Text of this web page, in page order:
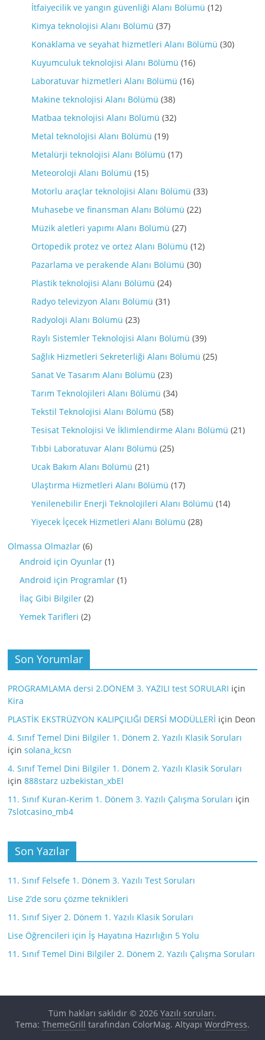
İtfaiyecilik ve yangın güvenliği Alanı Bölümü (12)
Kimya teknolojisi Alanı Bölümü (37)
Konaklama ve seyahat hizmetleri Alanı Bölümü (30)
Kuyumculuk teknolojisi Alanı Bölümü (16)
Laboratuvar hizmetleri Alanı Bölümü (16)
Makine teknolojisi Alanı Bölümü (38)
Matbaa teknolojisi Alanı Bölümü (32)
Metal teknolojisi Alanı Bölümü (19)
Metalürji teknolojisi Alanı Bölümü (17)
Meteoroloji Alanı Bölümü (15)
Motorlu araçlar teknolojisi Alanı Bölümü (33)
Muhasebe ve finansman Alanı Bölümü (22)
Müzik aletleri yapımı Alanı Bölümü (27)
Ortopedik protez ve ortez Alanı Bölümü (12)
Pazarlama ve perakende Alanı Bölümü (30)
Plastik teknolojisi Alanı Bölümü (24)
Radyo televizyon Alanı Bölümü (31)
Radyoloji Alanı Bölümü (23)
Raylı Sistemler Teknolojisi Alanı Bölümü (39)
Sağlık Hizmetleri Sekreterliği Alanı Bölümü (25)
Sanat Ve Tasarım Alanı Bölümü (23)
Tarım Teknolojileri Alanı Bölümü (34)
Tekstil Teknolojisi Alanı Bölümü (58)
Tesisat Teknolojisi Ve İklimlendirme Alanı Bölümü (21)
Tıbbi Laboratuvar Alanı Bölümü (25)
Ucak Bakım Alanı Bölümü (21)
Ulaştırma Hizmetleri Alanı Bölümü (17)
Yenilenebilir Enerji Teknolojileri Alanı Bölümü (14)
Yiyecek İçecek Hizmetleri Alanı Bölümü (28)
Olmassa Olmazlar (6)
Android için Oyunlar (1)
Android için Programlar (1)
İlaç Gibi Bilgiler (2)
Yemek Tarifleri (2)
Son Yorumlar
PROGRAMLAMA dersi 2.DÖNEM 3. YAZILI test SORULARI için
Kira
PLASTİK EKSTRÜZYON KALIPÇILIĞI DERSİ MODÜLLERİ için Deon
4. Sınıf Temel Dini Bilgiler 1. Dönem 2. Yazılı Klasik Soruları
içinsolana_kcsn
4. Sınıf Temel Dini Bilgiler 1. Dönem 2. Yazılı Klasik Soruları
için888starz uzbekistan_xbEl
11. Sınıf Kuran-Kerim 1. Dönem 3. Yazılı Çalışma Soruları için
7slotcasino_mb4
Son Yazılar
11. Sınıf Felsefe 1. Dönem 3. Yazılı Test Soruları
Lise 2’de soru çözme teknikleri
11. Sınıf Siyer 2. Dönem 1. Yazılı Klasik Soruları
Lise Öğrencileri için İş Hayatına Hazırlığın 5 Yolu
11. Sınıf Temel Dini Bilgiler 2. Dönem 2. Yazılı Çalışma Soruları
Tüm hakları saklıdır © 2026 Yazılı soruları.
Tema: ThemeGrill tarafından ColorMag. Altyapı WordPress.